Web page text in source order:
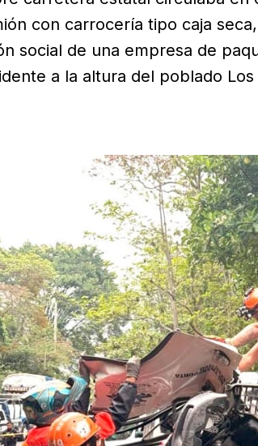
con carrocería tipo caja
social de una empresa de
a la altura del poblado Los